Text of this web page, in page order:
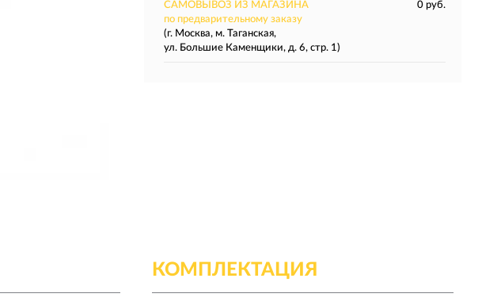
САМОВЫВОЗ ИЗ МАГАЗИНА
0 руб.
по предварительному заказу
(г. Москва, м. Таганская,
ул. Большие Каменщики, д. 6, стр. 1)
КОМПЛЕКТАЦИЯ